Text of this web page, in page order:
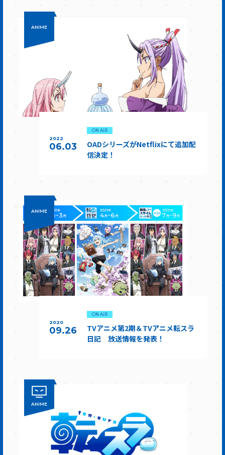
ANIME
2022
06.03
ON AIR
OADシリーズがNetflixにて追加配
信決定！
ANIME
2020
09.26
ON AIR
TVアニメ第2期＆TVアニメ転スラ
日記 放送情報を発表！
ANIME